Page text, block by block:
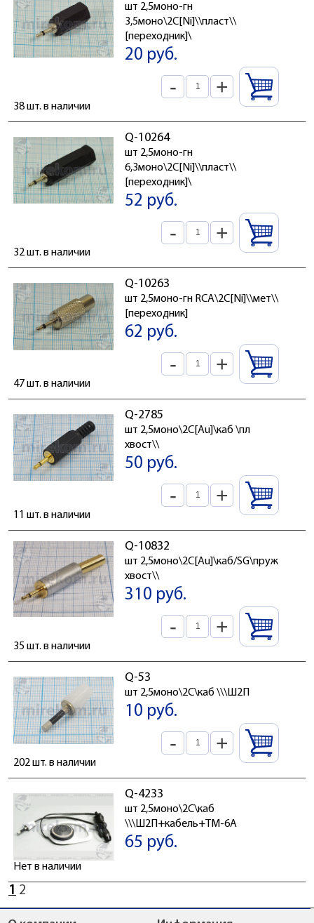
шт 2,5моно-гн
3,5моно\2C[Ni]\\пласт\\
[переходник]\
20 руб.
- +
38 шт. в наличии
Q-10264
шт 2,5моно-гн
6,3моно\2C[Ni]\\пласт\\
[переходник]\
52 руб.
- +
32 шт. в наличии
Q-10263
шт 2,5моно-гн RCA\2C[Ni]\\мет\\
[переходник]
62 руб.
- +
47 шт. в наличии
Q-2785
шт 2,5моно\2C[Au]\каб \пл
хвост\\
50 руб.
- +
11 шт. в наличии
Q-10832
шт 2,5моно\2C[Au]\каб/SG\пруж
хвост\\
310 руб.
- +
35 шт. в наличии
Q-53
шт 2,5моно\2C\каб \\\Ш2П
10 руб.
- +
202 шт. в наличии
Q-4233
шт 2,5моно\2C\каб
\\\Ш2П+кабель+ТМ-6А
65 руб.
Нет в наличии
1 2